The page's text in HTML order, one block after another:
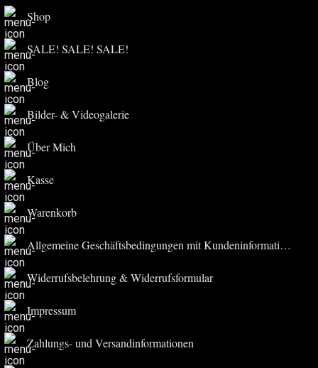
Shop
SALE! SALE! SALE!
Blog
Bilder- & Videogalerie
Über Mich
Kasse
Warenkorb
Allgemeine Geschäftsbedingungen mit Kundeninformationen
Widerrufsbelehrung & Widerrufsformular
Impressum
Zahlungs- und Versandinformationen